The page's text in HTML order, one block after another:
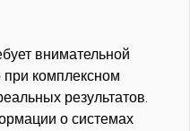
внимательной
при комплексном
результатов.
о системах